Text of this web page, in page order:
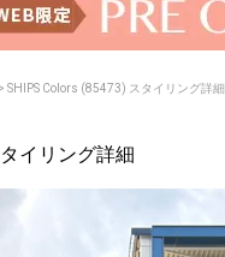
SHIPS Colors (85473) スタイリング詳細
イリング詳細